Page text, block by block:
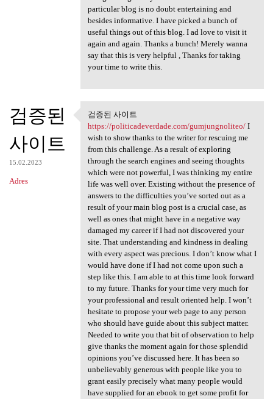
particular blog is no doubt entertaining and
besides informative. I have picked a bunch of
useful things out of this blog. I ad love to visit it
again and again. Thanks a bunch! Merely wanna
say that this is very helpful , Thanks for taking
your time to write this.
검증된
사이트
15.02.2023
Adres
검증된 사이트 https:/
검증된 사이트
https://politicadeverdade.com/gumjungnoliteo/I
wish to show thanks to the writer for rescuing me
from this challenge. As a result of exploring
through the search engines and seeing thoughts
which were not powerful, I was thinking my entire
life was well over. Existing without the presence of
answers to the difficulties you’ve sorted out as a
result of your main blog post is a crucial case, as
well as ones that might have in a negative way
damaged my career if I had not discovered your
site. That understanding and kindness in dealing
with every aspect was precious. I don’t know what I
would have done if I had not come upon such a
step like this. I am able to at this time look forward
to my future. Thanks for your time very much for
your professional and result oriented help. I won’t
hesitate to propose your web page to any person
who should have guide about this subject matter.
Needed to write you that bit of observation to help
give thanks the moment again for those splendid
opinions you’ve discussed here. It has been so
unbelievably generous with people like you to
grant easily precisely what many people would
have supplied for an ebook to get some profit for